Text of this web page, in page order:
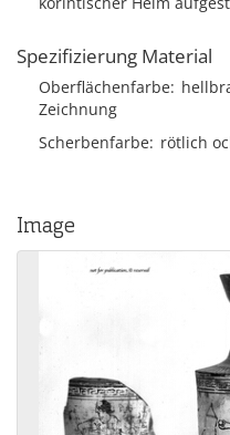
Spezifizierung Material
Oberflächenfarbe
Zeichnung
Scherbenfarbe rötlich
Image